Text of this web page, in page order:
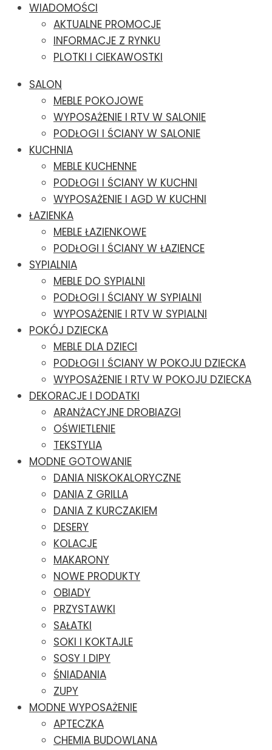
WIADOMOŚCI
AKTUALNE PROMOCJE
INFORMACJE Z RYNKU
PLOTKI I CIEKAWOSTKI
SALON
MEBLE POKOJOWE
WYPOSAŻENIE I RTV W SALONIE
PODŁOGI I ŚCIANY W SALONIE
KUCHNIA
MEBLE KUCHENNE
PODŁOGI I ŚCIANY W KUCHNI
WYPOSAŻENIE I AGD W KUCHNI
ŁAZIENKA
MEBLE ŁAZIENKOWE
PODŁOGI I ŚCIANY W ŁAZIENCE
SYPIALNIA
MEBLE DO SYPIALNI
PODŁOGI I ŚCIANY W SYPIALNI
WYPOSAŻENIE I RTV W SYPIALNI
POKÓJ DZIECKA
MEBLE DLA DZIECI
PODŁOGI I ŚCIANY W POKOJU DZIECKA
WYPOSAŻENIE I RTV W POKOJU DZIECKA
DEKORACJE I DODATKI
ARANŻACYJNE DROBIAZGI
OŚWIETLENIE
TEKSTYLIA
MODNE GOTOWANIE
DANIA NISKOKALORYCZNE
DANIA Z GRILLA
DANIA Z KURCZAKIEM
DESERY
KOLACJE
MAKARONY
NOWE PRODUKTY
OBIADY
PRZYSTAWKI
SAŁATKI
SOKI I KOKTAJLE
SOSY I DIPY
ŚNIADANIA
ZUPY
MODNE WYPOSAŻENIE
APTECZKA
CHEMIA BUDOWLANA